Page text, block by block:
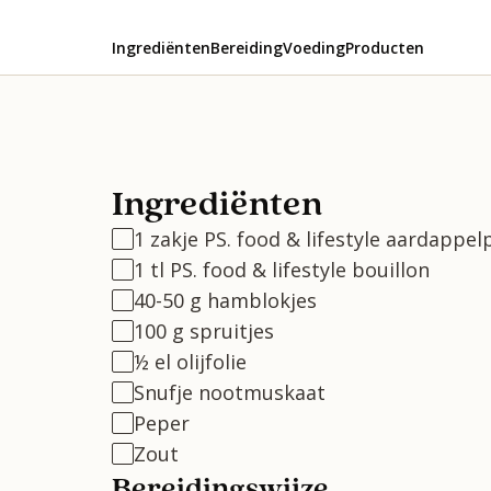
IngrediëntenBereidingVoedingProducten
Ingrediënten
1 zakje PS. food & lifestyle
1 tl PS. food & lifestyle bouillon
40-50 g hamblokjes
100 g spruitjes
½ el olijfolie
Snufje nootmuskaat
Peper
Zout